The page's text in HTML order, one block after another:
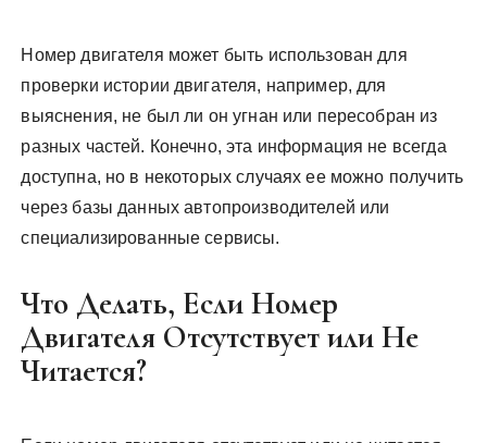
Номер двигателя может быть использован для
проверки истории двигателя, например, для
выяснения, не был ли он угнан или пересобран из
разных частей. Конечно, эта информация не всегда
доступна, но в некоторых случаях ее можно получить
через базы данных автопроизводителей или
специализированные сервисы.
Что Делать, Если Номер
Двигателя Отсутствует или Не
Читается?